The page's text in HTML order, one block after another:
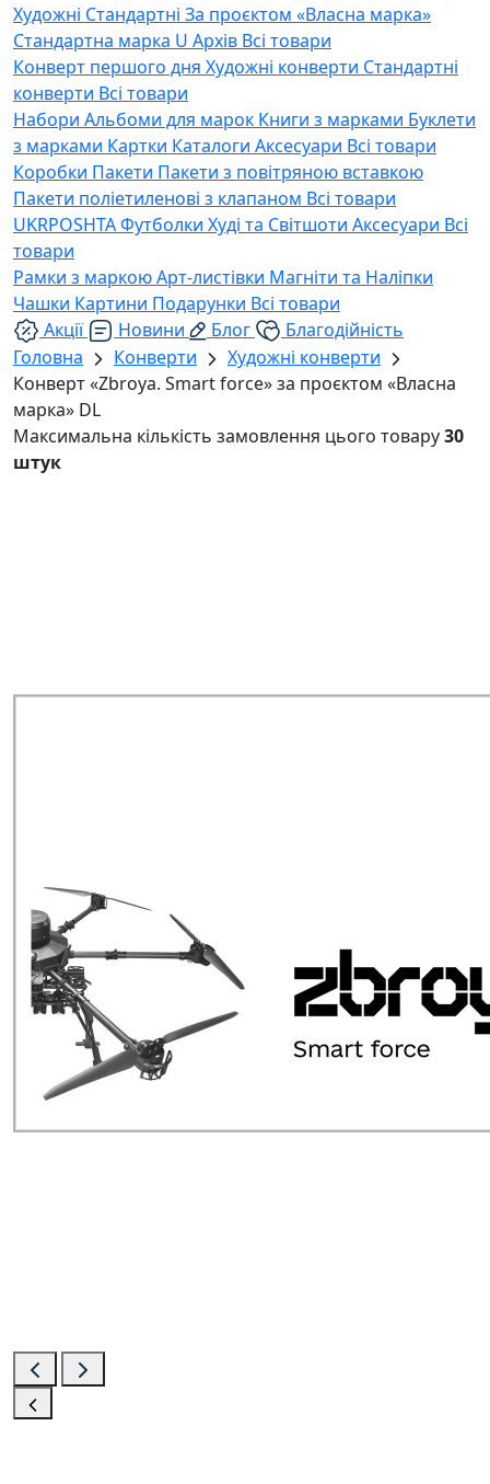
Художні Стандартні За проєктом «Власна марка»
Стандартна марка U Архів Всі товари
Конверт першого дня Художні конверти Стандартні
конверти Всі товари
Набори Альбоми для марок Книги з марками Буклети
з марками Картки Каталоги Аксесуари Всі товари
Коробки Пакети Пакети з повітряною вставкою
Пакети поліетиленові з клапаном Всі товари
UKRPOSHTAФутболки Худі та Світшоти Аксесуари Всі
товари
Рамки з маркоюАрт-листівки Магніти та Наліпки
Чашки Картини Подарунки Всі товари
Акції
Новини Блог
Благодійність
Головна
Конверти
Художні конверти
Конверт «Zbroya. Smart force» за проєктом «Власна
марка» DL
Максимальна кількість замовлення цього товару30
штук